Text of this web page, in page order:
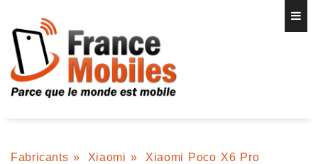
Fabricants » Xiaomi » Xiaomi Poco X6 Pro